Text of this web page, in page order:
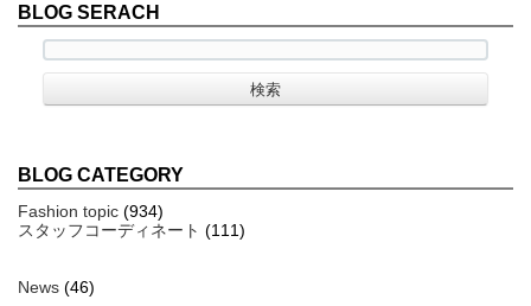
BLOG SERACH
BLOG CATEGORY
Fashion topic (934)
スタッフコーディネート (111)
News (46)